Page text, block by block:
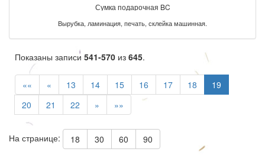
Сумка подарочная BC
Вырубка, ламинация, печать, склейка машинная.
Показаны записи 541-570 из 645.
«« « 13 14 15 16 17 18
19
20
21 22 » »»
На странице: 18 30 60 90